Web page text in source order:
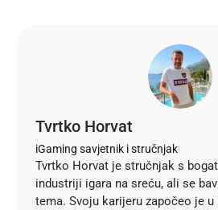
Tvrtko Horvat
iGaming savjetnik i stručnjak
Tvrtko Horvat je stručnjak s
industriji igara na sreću, ali se
tema. Svoju karijeru započeo je